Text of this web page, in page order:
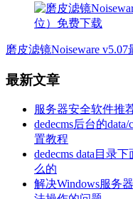
磨皮滤镜Noiseware
最新文章
服务器安全软件推
dedecms后台的
置教程
dedecms data目录
么的
解决Windows服务